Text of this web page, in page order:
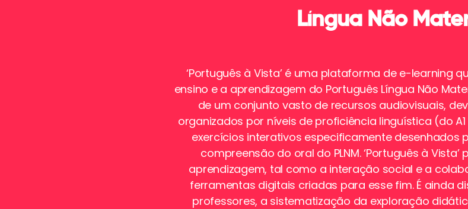
Língua Não
‘Português à Vista’ é uma plataforma de e-learning
ensino e a aprendizagem do Português Língua Não
de um conjunto vasto de recursos audiovisuais,
organizados por níveis de proficiência linguística (do
exercícios interativos especificamente desenhados
compreensão do oral do PLNM. ‘Português à
aprendizagem, tal como a interação social e a
ferramentas digitais criadas para esse fim. É ainda
professores, a sistematização da exploração